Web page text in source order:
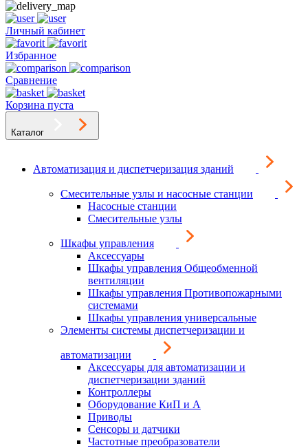
Личный кабинет
Избранное
Сравнение
Корзина пуста
Каталог
Автоматизация и диспетчеризация зданий
Смесительные узлы и насосные станции
Насосные станции
Смесительные узлы
Шкафы управления
Аксессуары
Шкафы управления Общеобменной
вентиляции
Шкафы управления Противопожарными
системами
Шкафы управления универсальные
Элементы системы диспетчеризации и
автоматизации
Аксессуары для автоматизации и
диспетчеризации зданий
Контроллеры
Оборудование КиП и А
Приводы
Сенсоры и датчики
Частотные преобразователи